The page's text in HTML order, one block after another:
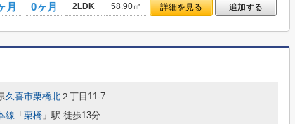
月 0ヶ月 2LDK 58.90㎡ 詳細を見る 追加する
久喜市栗橋北 ２丁目11-7
線 「 栗橋 」駅 徒歩13分